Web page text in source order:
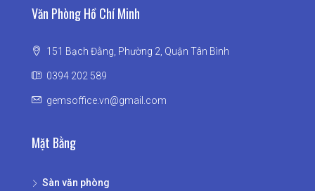
Văn Phòng Hồ Chí Minh
151 Bạch Đằng, Phường 2, Quận Tân Bình
0394 202 589
gemsoffice.vn@gmail.com
Mặt Bằng
Sàn văn phòng